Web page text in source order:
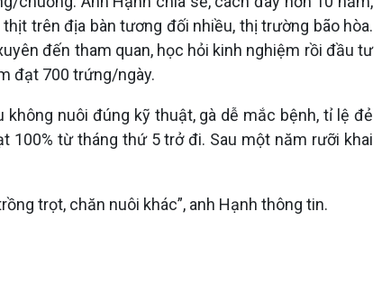
trên địa bàn tương đối nhiều, thị trường bão hòa.
đến tham quan, học hỏi kinh nghiệm rồi đầu tư
đạt 700 trứng/ngày.
nuôi đúng kỹ thuật, gà dễ mắc bệnh, tỉ lệ đẻ
100% từ tháng thứ 5 trở đi. Sau một năm rưỡi khai
trọt, chăn nuôi khác”, anh Hạnh thông tin.